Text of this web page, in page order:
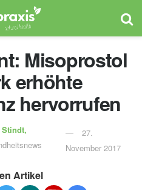
Misoprostol
erhöhte
hervorrufen
27.
November 2017
Artikel